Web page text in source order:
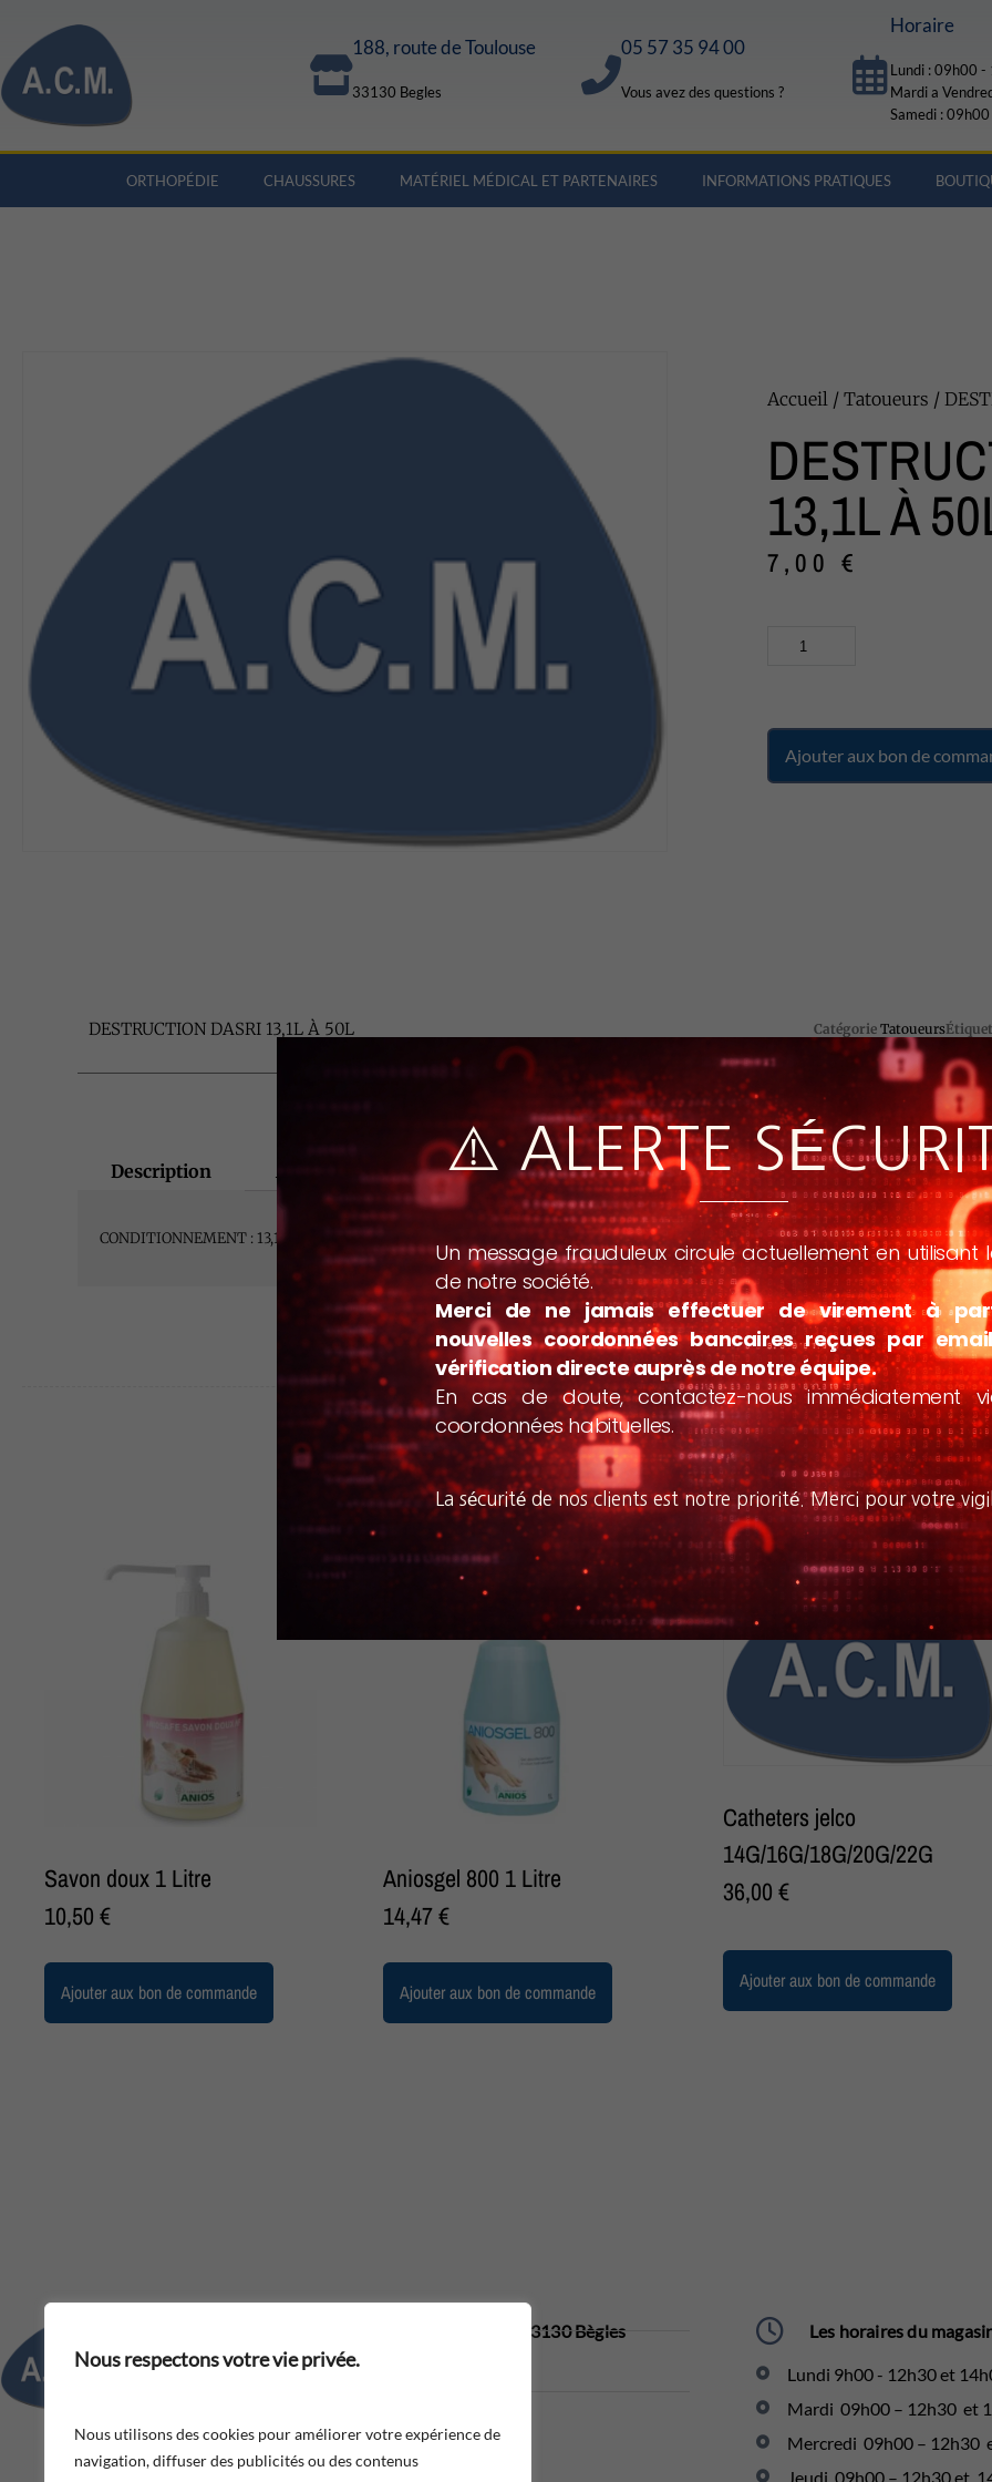
Nous respectons votre vie privée.
Nous utilisons des cookies pour améliorer votre expérience de
navigation, diffuser des publicités ou des contenus
188, route de Toulouse
33130 Begles
05 57 35 94 00
Vous avez des questions ?
Horaire
Lundi : 09h00
Mardi a
Samedi :
ORTHOPÉDIE CHAUSSURES MATÉRIEL MÉDICAL ET PARTENAIRES INFORMATIONS PRATIQUES
Accueil/ Tatoueurs /
13,1L À
7,00 €
Ajouter aux bon de
DESTRUCTION DASRI 13,1L À 50L Catégorie Tatoueurs
Description Avis (0)
CONDITIONNEMENT : 13,1L à 50L
PRODUITS SIMILAIRES
Savon doux 1 Litre
10,50 €
Ajouter aux bon de commande
Aniosgel 800 1 Litre
14,47€
Ajouter aux bon de commande
Catheters jelco
14G/16G/18G/20G/22G
36,00 €
Ajouter aux bon de commande
Adresse : 188, route de Toulouse. 33130 Bègles​
Fax : 05 57 35 94 01​
Les horaires du
Lundi 9h00 - 12h30 et
Mardi 09h00 – 12h30 et
Mercredi 09h00 – 12h30
Jeudi 09h00 – 12h30 et
⚠️ ALERTE
Un message frauduleux circule actuellement en utilisant
de notre société.
Merci de ne jamais effectuer de virement à
nouvelles coordonnées bancaires reçues par
vérification directe auprès de notre équipe.
En cas de doute, contactez-nous immédiatement
coordonnées habituelles.
La sécurité de nos clients est notre priorité. Merci pour votre